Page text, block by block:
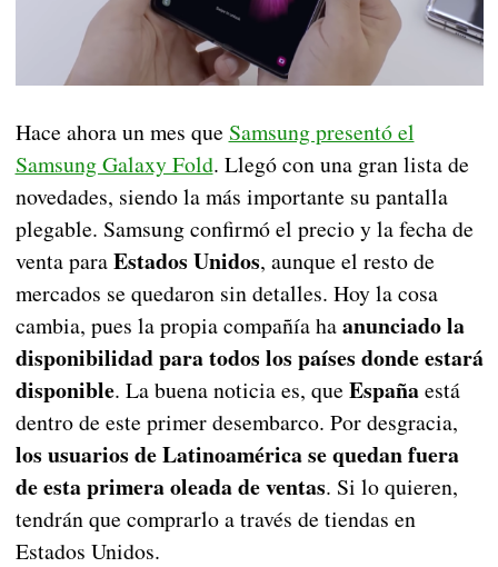
Hace ahora un mes que Samsung presentó el
Samsung Galaxy Fold. Llegó con una gran lista de
novedades, siendo la más importante su pantalla
plegable. Samsung confirmó el precio y la fecha de
venta paraEstados Unidos, aunque el resto de
mercados se quedaron sin detalles. Hoy la cosa
cambia, pues la propia compañía haanunciado la
disponibilidad para todos los países donde estará
disponible. La buena noticia es, que Españaestá
dentro de este primer desembarco. Por desgracia,
los usuarios de Latinoamérica se quedan fuera
de esta primera oleada de ventas. Si lo quieren,
tendrán que comprarlo a través de tiendas en
Estados Unidos.